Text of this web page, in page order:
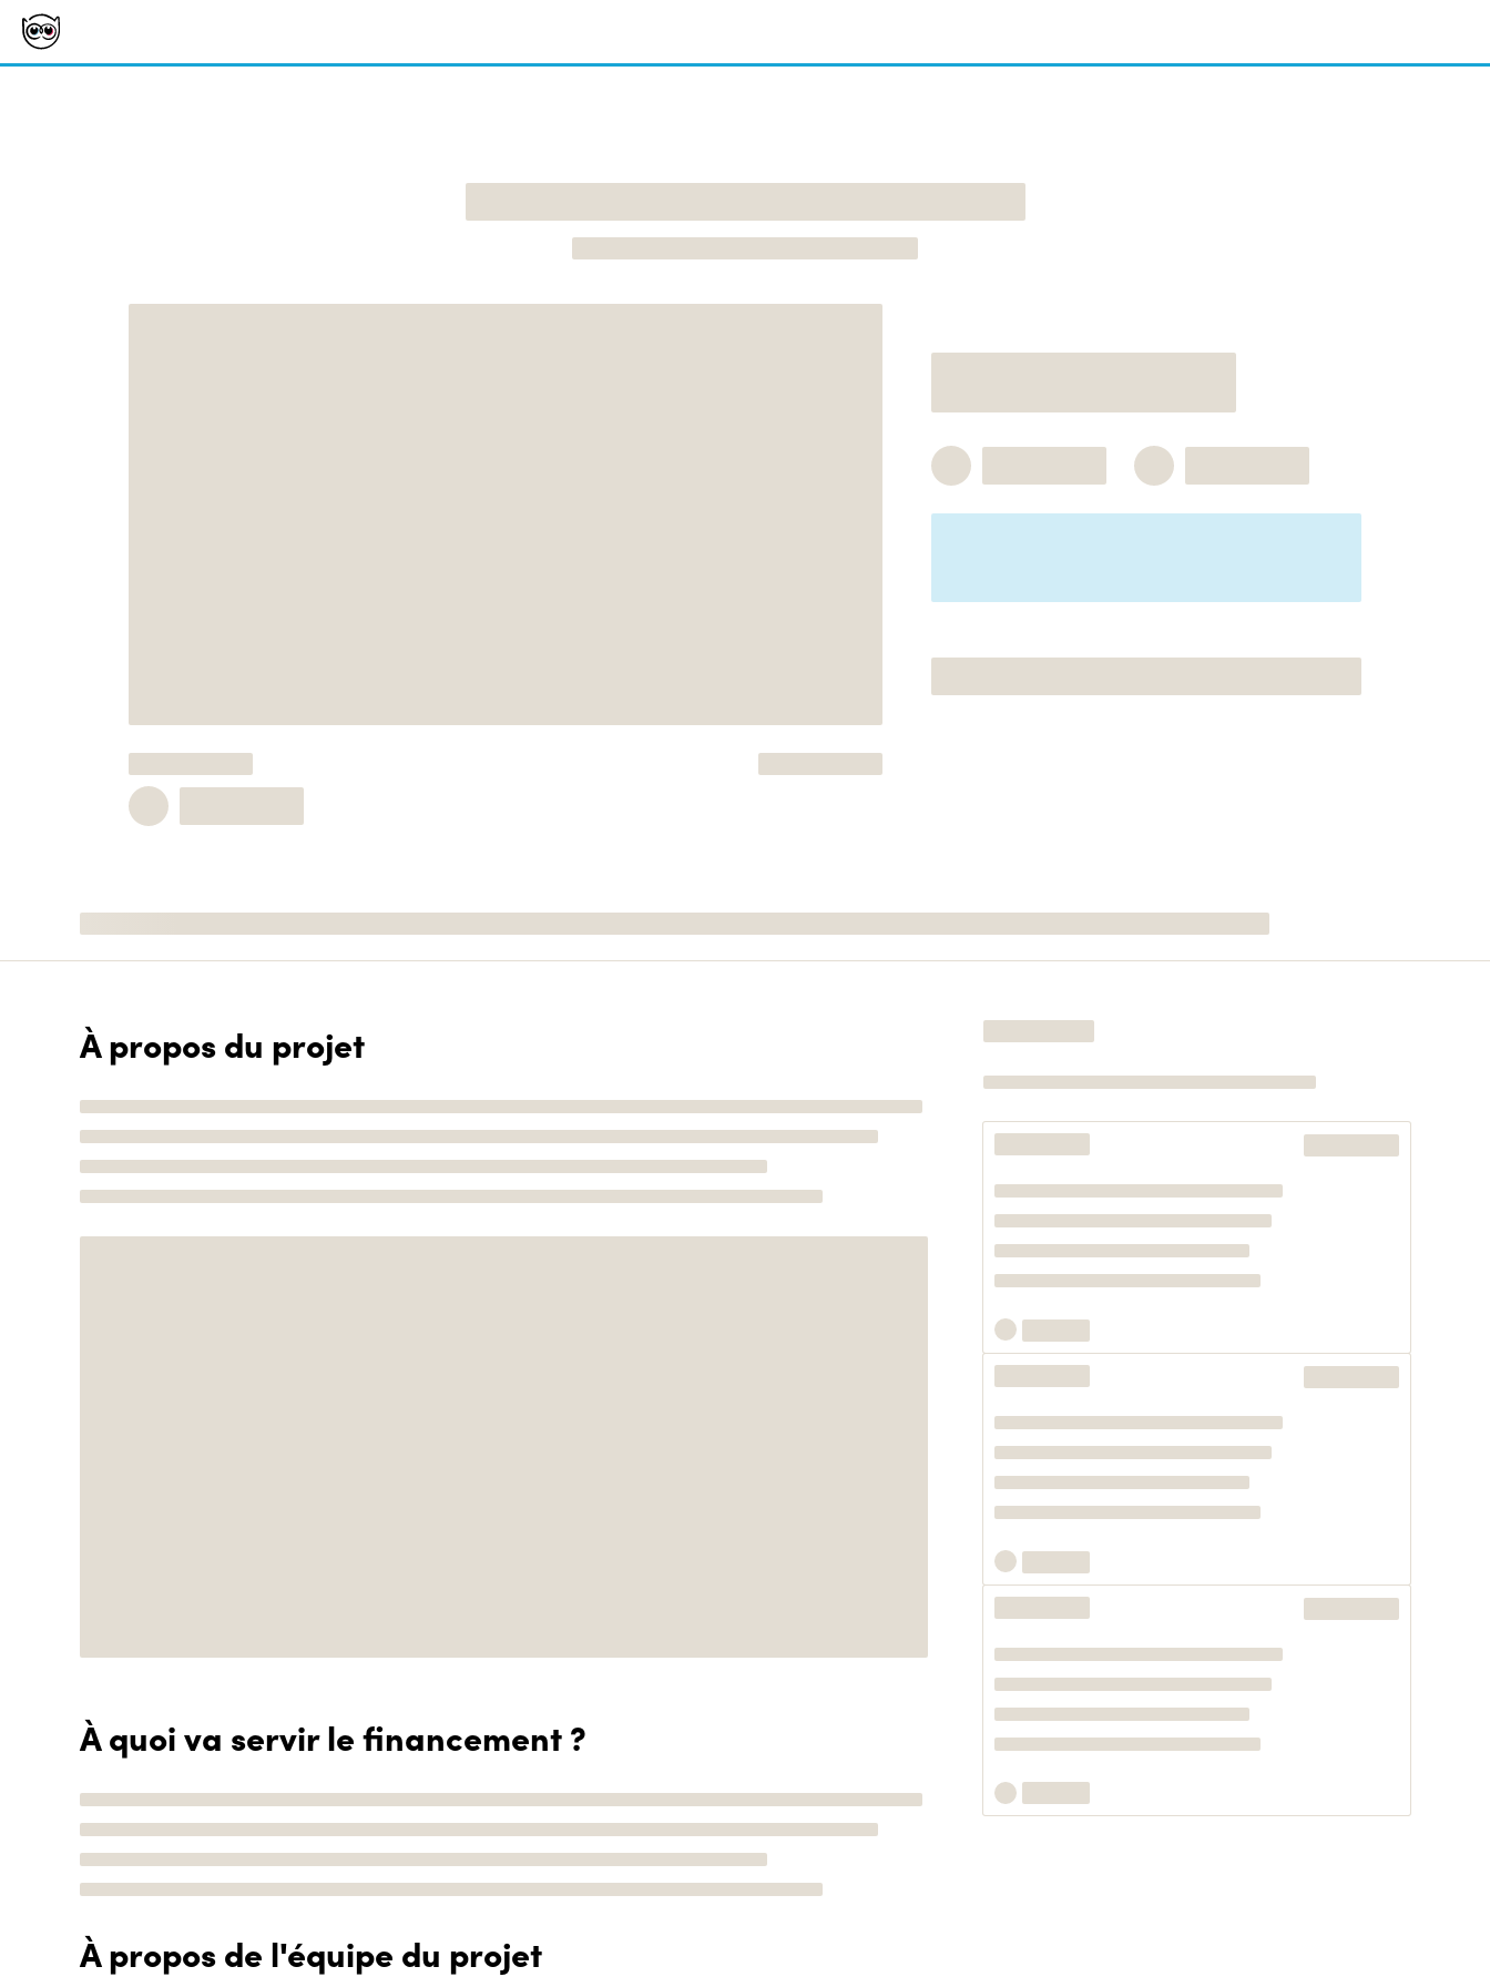
À propos du projet
À quoi va servir le financement ?
À propos de l'équipe du projet